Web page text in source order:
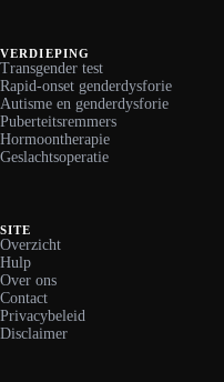
VERDIEPING
Transgender test
Rapid-onset genderdysforie
Autisme en genderdysforie
Puberteitsremmers
Hormoontherapie
Geslachtsoperatie
SITE
Overzicht
Hulp
Over ons
Contact
Privacybeleid
Disclaimer